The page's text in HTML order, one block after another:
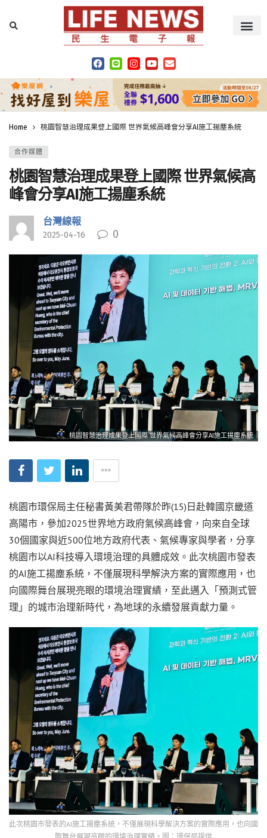
Home 桃園智慧治理成果登上國際 世界氣候高峰會分享AI施工揚塵系統
合作媒體
桃園智慧治理成果登上國際 世界氣候高
峰會分享AI施工揚塵系統
台灣線報
2025-04-16 0
桃園智慧治理成果登上國際 世界氣候高峰會分享AI施工揚塵系統
桃園市環保局主任秘書黃美君帶隊於昨(15)日赴韓國京畿道
高陽市，參加2025世界地方政府氣候高峰會，向來自全球
30個國家與近500位地方政府代表、氣候專家與學者，分享
桃園市以AI科技導入環境治理的具體成效。此次桃園市發表
的AI施工揚塵系統，不僅展現科學解決方案的實際應用，也
向國際舞台展現亮眼的環境治理實績，至此邁入「預測式管
理」的城市治理新時代，為地球的永續發展貢獻力量。
此次桃園市發表的AI施工揚塵系統，不僅展現科學解決方案的實際應用，也向國